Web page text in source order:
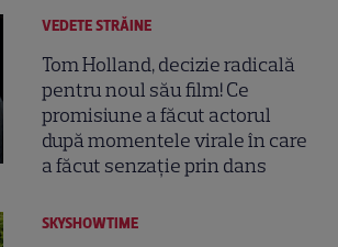
VEDETE STRĂINE
Tom Holland, decizie radicală
pentru noul său film! Ce
promisiune a făcut actorul
după momentele virale în care
a făcut senzație prin dans
SKYSHOWTIME